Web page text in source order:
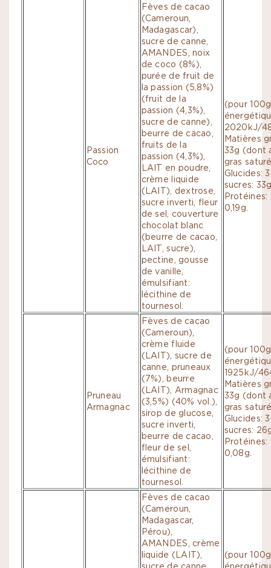
Passion
Coco
Fèves de cacao
(Cameroun,
Madagascar),
sucre de canne,
AMANDES, noix
de coco (8%),
purée de fruit de
la passion (5,8%)
(fruit de la
passion (4,3%),
sucre de canne),
beurre de cacao,
fruits de la
passion (4,3%),
LAIT en poudre,
crème liquide
(LAIT), dextrose,
sucre inverti, fleur
de sel, couverture
chocolat blanc
(beurre de cacao,
LAIT, sucre),
pectine, gousse
de vanille,
émulsifiant:
lécithine de
tournesol.
(pour
2020kJ/
Matières
33g (dont
gras
Glucides:
sucres:
Protéines:
0,19g.
Pruneau
Armagnac
Fèves de cacao
(Cameroun),
crème fluide
(LAIT), sucre de
canne, pruneaux
(7%), beurre
(LAIT), Armagnac
(3,5%) (40% vol.),
sirop de glucose,
sucre inverti,
beurre de cacao,
fleur de sel,
émulsifiant:
lécithine de
tournesol.
(pour
1925kJ/
Matières
33g (dont
gras
Glucides:
sucres:
Protéines:
0,08g.
Fèves de cacao
(Cameroun,
Madagascar,
Pérou),
AMANDES, crème
liquide (LAIT),
sucre de canne,
(pour